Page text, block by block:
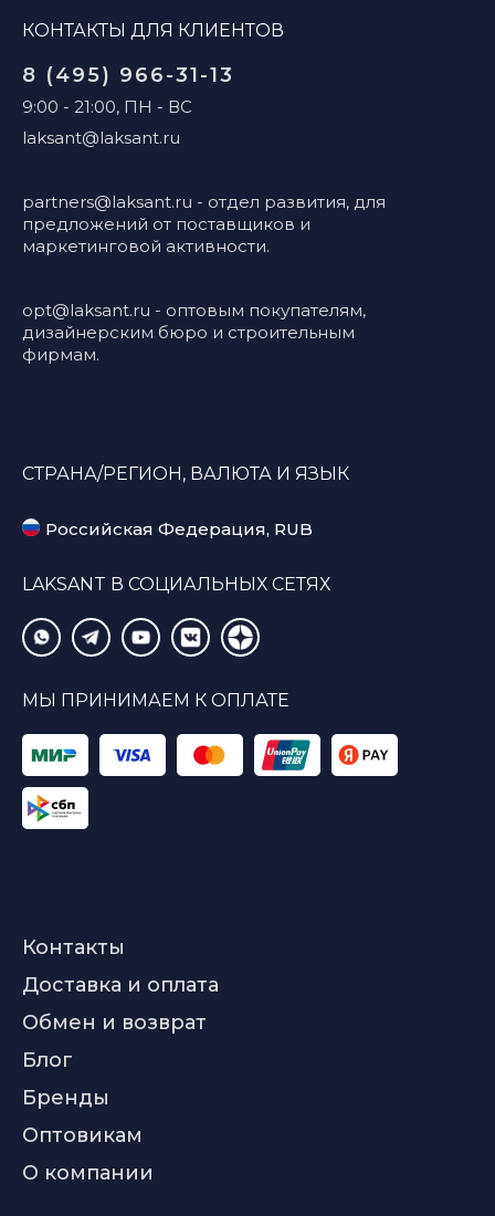
КОНТАКТЫ ДЛЯ КЛИЕНТОВ
8 (495) 966-31-13
9:00 - 21:00, ПН - ВС
laksant@laksant.ru
partners@laksant.ru - отдел развития, для
предложений от поставщиков и
маркетинговой активности.
opt@laksant.ru - оптовым покупателям,
дизайнерским бюро и строительным
фирмам.
СТРАНА/РЕГИОН, ВАЛЮТА И ЯЗЫК
Российская Федерация, RUB
LAKSANT В СОЦИАЛЬНЫХ СЕТЯХ
МЫ ПРИНИМАЕМ К ОПЛАТЕ
Контакты
Доставка и оплата
Обмен и возврат
Блог
Бренды
Оптовикам
О компании